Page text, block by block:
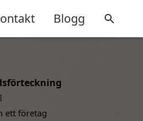
Blogg
ett företag